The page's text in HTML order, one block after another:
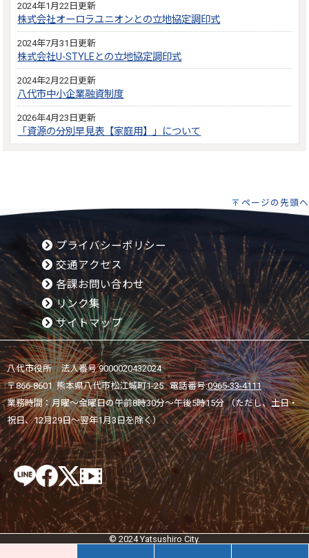
2024年1月22日更新
株式会社オーロラユニオンとの立地協定調印式
2024年7月31日更新
株式会社U-STYLEとの立地協定調印式
2024年2月22日更新
八代市中小企業融資制度
2026年4月23日更新
「資源の分別早見表【家庭用】」について
ページの先頭へ
プライバシーポリシー
交通アクセス
各課お問い合わせ
リンク集
サイトマップ
八代市役所 法人番号 9000020432024
〒866-8601 熊本県八代市松江城町1-25 電話番号:0965-33-4111
業務時間：月曜～金曜日の午前8時30分～午後5時15分 （ただし、土日・
祝日、12月29日～翌年1月3日を除く）
© 2024 Yatsushiro City.